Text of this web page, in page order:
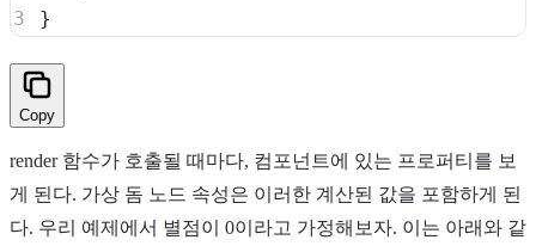
}
Copy
render 함수가 호출될 때마다, 컴포넌트에 있는 프로퍼티를 보
게 된다. 가상 돔 노드 속성은 이러한 계산된 값을 포함하게 된
다. 우리 예제에서 별점이 0이라고 가정해보자. 이는 아래와 같